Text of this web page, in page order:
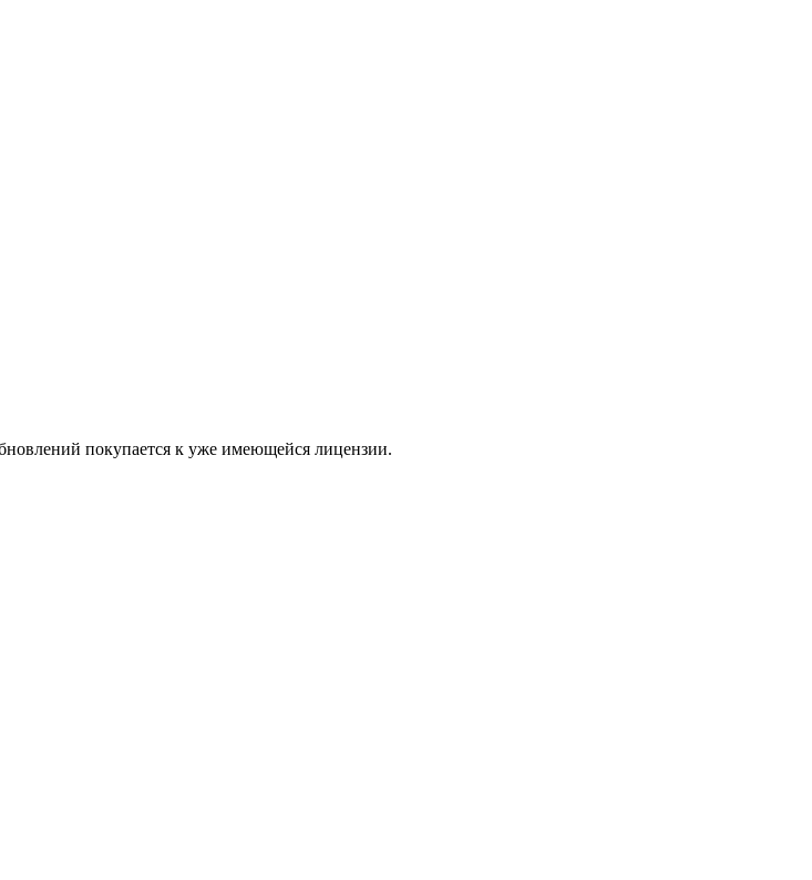
покупается к уже имеющейся лицензии.